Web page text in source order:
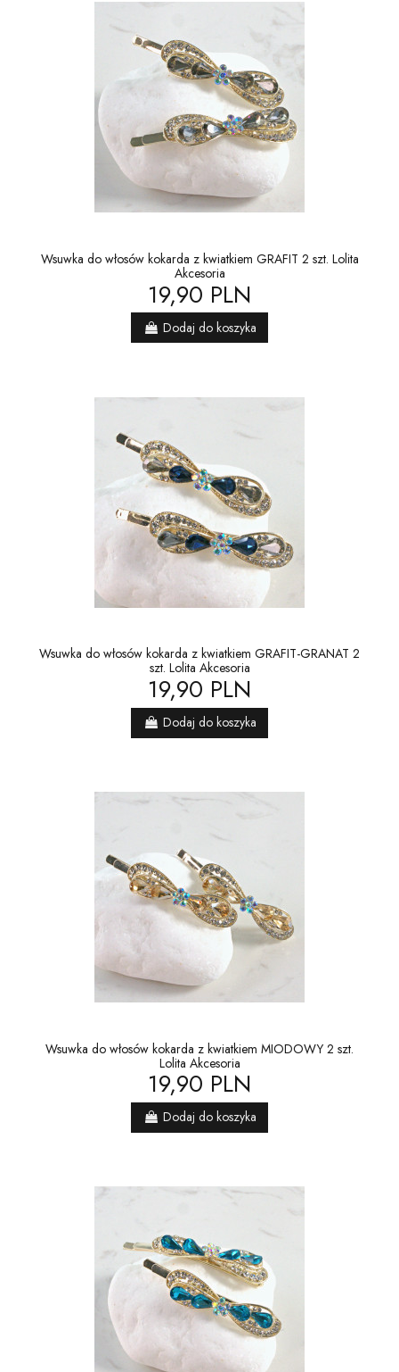
Wsuwka do włosów kokarda z kwiatkiem GRAFIT 2 szt. Lolita
Akcesoria
19,90 PLN
Dodaj do koszyka
Wsuwka do włosów kokarda z kwiatkiem GRAFIT-GRANAT 2
szt. Lolita Akcesoria
19,90 PLN
Dodaj do koszyka
Wsuwka do włosów kokarda z kwiatkiem MIODOWY 2 szt.
Lolita Akcesoria
19,90 PLN
Dodaj do koszyka